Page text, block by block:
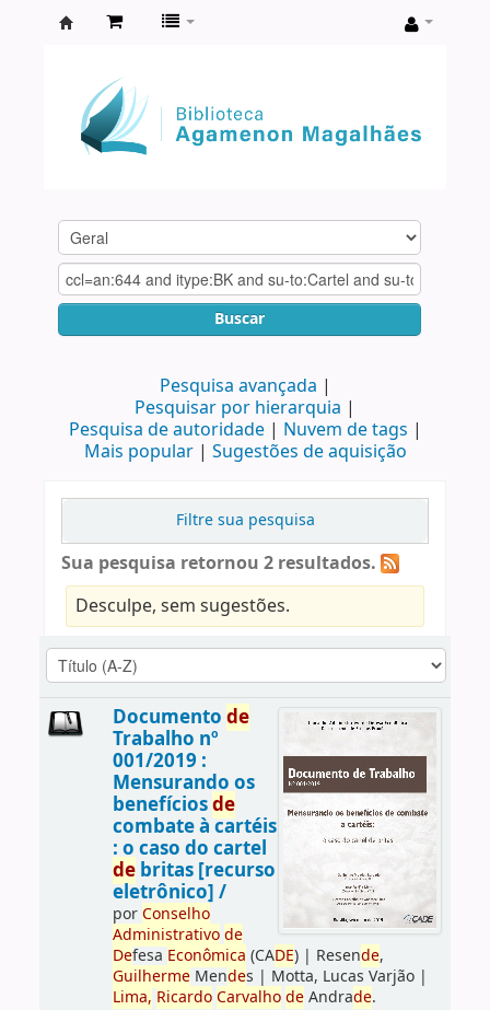
Agamenon
Magalhães
Buscar
Pesquisa avançada
Pesquisar por hierarquia
Pesquisa de autoridade
Nuvem de tags
Mais popular
Sugestões de aquisição
Filtre sua pesquisa
Sua pesquisa retornou 2 resultados.
Desculpe, sem sugestões.
Documento de
Trabalho nº
001/2019 :
Mensurando os
benefíciosde
combate à cartéis
: o caso do cartel
debritas [recurso
eletrônico] /
porConselho
Administrativo de
Defesa Econômica (CADE)| Resende,
GuilhermeMendes | Motta, Lucas Varjão|
Lima, Ricardo Carvalho deAndrade.